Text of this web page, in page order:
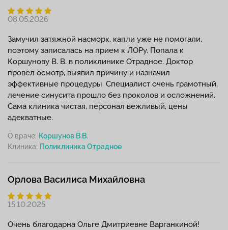
08.05.2026
Замучил затяжной насморк, капли уже не помогали,
поэтому записалась на прием к ЛОРу. Попала к
Коршунову В. В. в поликлинике Отрадное. Доктор
провел осмотр, выявил причину и назначил
эффективные процедуры. Специалист очень грамотный,
лечение синусита прошло без проколов и осложнений.
Сама клиника чистая, персонал вежливый, цены
адекватные.
О враче: Коршунов В.В.
Клиника:
Орлова Василиса Михайловна
15.10.2025
Очень благодарна Ольге Дмитриевне Варганкиной!